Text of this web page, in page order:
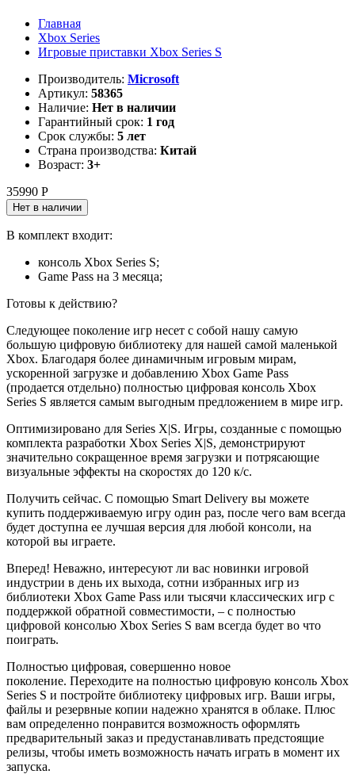
Главная
Xbox Series
Игровые приставки Xbox Series S
Производитель: Microsoft
Артикул: 58365
Наличие: Нет в наличии
Гарантийный срок: 1 год
Срок службы: 5 лет
Страна производства: Китай
Возраст: 3+
35990 Р
Нет в наличии
В комплект входит:
консоль Xbox Series S;
Game Pass на 3 месяца;
Готовы к действию?
Следующее поколение игр несет с собой нашу самую
большую цифровую библиотеку для нашей самой маленькой
Xbox. Благодаря более динамичным игровым мирам,
ускоренной загрузке и добавлению Xbox Game Pass
(продается отдельно) полностью цифровая консоль Xbox
Series S является самым выгодным предложением в мире игр.
Оптимизировано для Series X|S. Игры, созданные с помощью
комплекта разработки Xbox Series X|S, демонстрируют
значительно сокращенное время загрузки и потрясающие
визуальные эффекты на скоростях до 120 к/с.
Получить сейчас. С помощью Smart Delivery вы можете
купить поддерживаемую игру один раз, после чего вам всегда
будет доступна ее лучшая версия для любой консоли, на
которой вы играете.
Вперед! Неважно, интересуют ли вас новинки игровой
индустрии в день их выхода, сотни избранных игр из
библиотеки Xbox Game Pass или тысячи классических игр с
поддержкой обратной совместимости, – с полностью
цифровой консолью Xbox Series S вам всегда будет во что
поиграть.
Полностью цифровая, совершенно новое
поколение. Переходите на полностью цифровую консоль Xbox
Series S и постройте библиотеку цифровых игр. Ваши игры,
файлы и резервные копии надежно хранятся в облаке. Плюс
вам определенно понравится возможность оформлять
предварительный заказ и предустанавливать предстоящие
релизы, чтобы иметь возможность начать играть в момент их
запуска.